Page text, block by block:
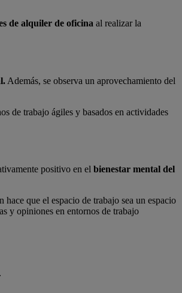
de alquiler de oficina al realizar la
Además, se observa un aprovechamiento del
de trabajo ágiles y basados en actividades
positivo en el bienestar mental del
hace que el espacio de trabajo sea un espacio
y opiniones en entornos de trabajo